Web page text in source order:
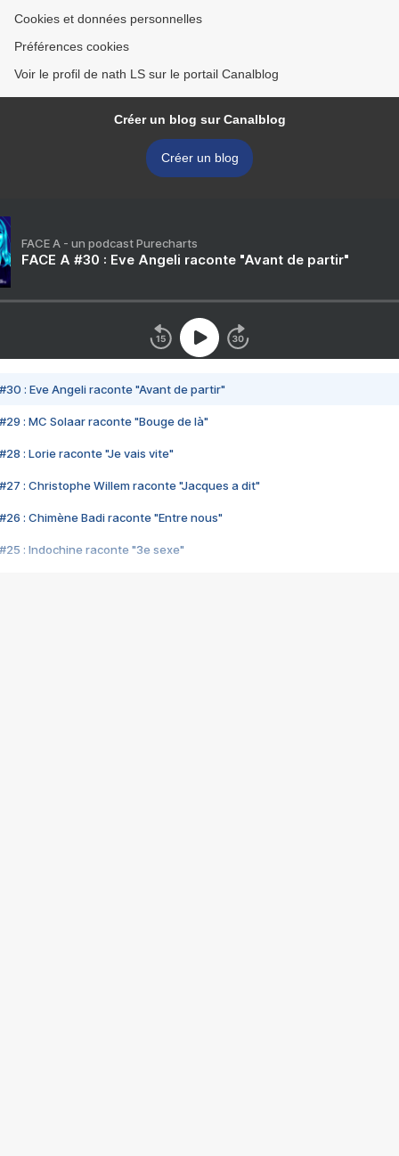
Cookies et données personnelles
Préférences cookies
Voir le profil de nath LS sur le portail Canalblog
Créer un blog sur Canalblog
Créer un blog
FACE A - un podcast Purecharts
FACE A #30 : Eve Angeli raconte "Avant de partir"
#30 : Eve Angeli raconte "Avant de partir"
#29 : MC Solaar raconte "Bouge de là"
#28 : Lorie raconte "Je vais vite"
#27 : Christophe Willem raconte "Jacques a dit"
#26 : Chimène Badi raconte "Entre nous"
#25 : Indochine raconte "3e sexe"